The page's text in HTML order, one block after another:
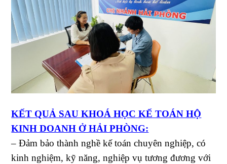
KẾT QUẢ SAU KHOÁ HỌC KẾ TOÁN HỘ
KINH DOANH Ở HẢI PHÒNG:
– Đảm bảo thành nghề kế toán chuyên nghiệp, có
kinh nghiệm, kỹ năng, nghiệp vụ tương đương với